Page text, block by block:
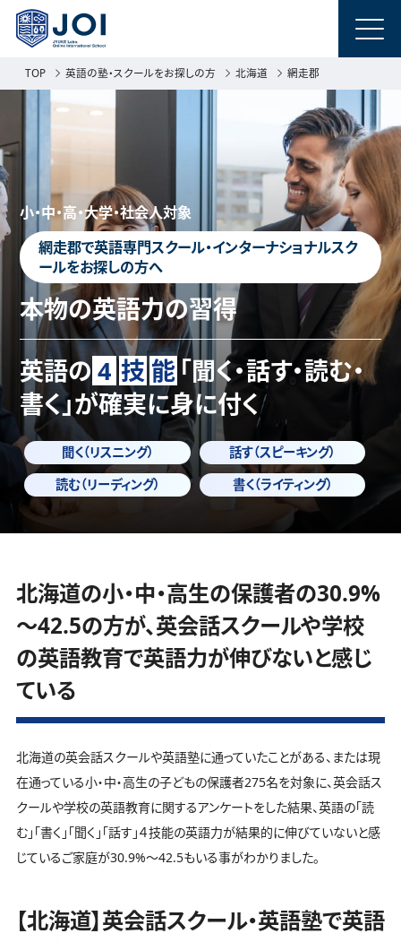
TOP 英語の塾・スクールをお探しの方 北海道 網走郡
小・中・高・大学・社会人対象
網走郡で英語専門スクール・インターナショナルスク
ールをお探しの方へ
本物の英語力の習得
英語の 4 技能 「聞く・話す・読む・
書く」が確実に身に付く
聞く（リスニング）
話す（スピーキング）
読む（リーディング）
書く（ライティング）
北海道の小・中・高生の保護者の30.9%
～42.5の方が、英会話スクールや学校
の英語教育で英語力が伸びないと感じ
ている
北海道の英会話スクールや英語塾に通っていたことがある、または現
在通っている小・中・高生の子どもの保護者275名を対象に、英会話ス
クールや学校の英語教育に関するアンケートをした結果、英語の「読
む」「書く」「聞く」「話す」４技能の英語力が結果的に伸びていないと感
じているご家庭が30.9%～42.5もいる事がわかりました。
【北海道】英会話スクール・英語塾で英語